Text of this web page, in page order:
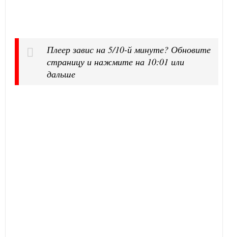
Плеер завис на 5/10-й минуте? Обновите
страницу и нажмите на 10:01 или
дальше